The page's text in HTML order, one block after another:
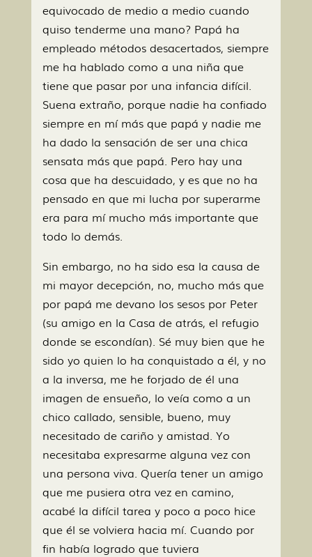
equivocado de medio a medio cuando
quiso tenderme una mano? Papá ha
empleado métodos desacertados, siempre
me ha hablado como a una niña que
tiene que pasar por una infancia difícil.
Suena extraño, porque nadie ha confiado
siempre en mí más que papá y nadie me
ha dado la sensación de ser una chica
sensata más que papá. Pero hay una
cosa que ha descuidado, y es que no ha
pensado en que mi lucha por superarme
era para mí mucho más importante que
todo lo demás.
Sin embargo, no ha sido esa la causa de
mi mayor decepción, no, mucho más que
por papá me devano los sesos por Peter
(su amigo en la Casa de atrás, el refugio
donde se escondían). Sé muy bien que he
sido yo quien lo ha conquistado a él, y no
a la inversa, me he forjado de él una
imagen de ensueño, lo veía como a un
chico callado, sensible, bueno, muy
necesitado de cariño y amistad. Yo
necesitaba expresarme alguna vez con
una persona viva. Quería tener un amigo
que me pusiera otra vez en camino,
acabé la difícil tarea y poco a poco hice
que él se volviera hacia mí. Cuando por
fin había logrado que tuviera